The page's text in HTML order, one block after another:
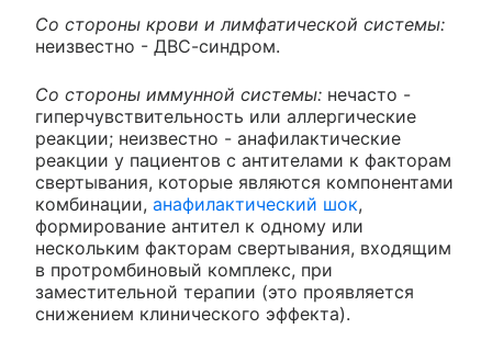
Со стороны крови и лимфатической системы:
неизвестно - ДВС-синдром.
Со стороны иммунной системы: нечасто -
гиперчувствительность или аллергические
реакции; неизвестно - анафилактические
реакции у пациентов с антителами к факторам
свертывания, которые являются компонентами
комбинации, анафилактический шок,
формирование антител к одному или
нескольким факторам свертывания, входящим
в протромбиновый комплекс, при
заместительной терапии (это проявляется
снижением клинического эффекта).